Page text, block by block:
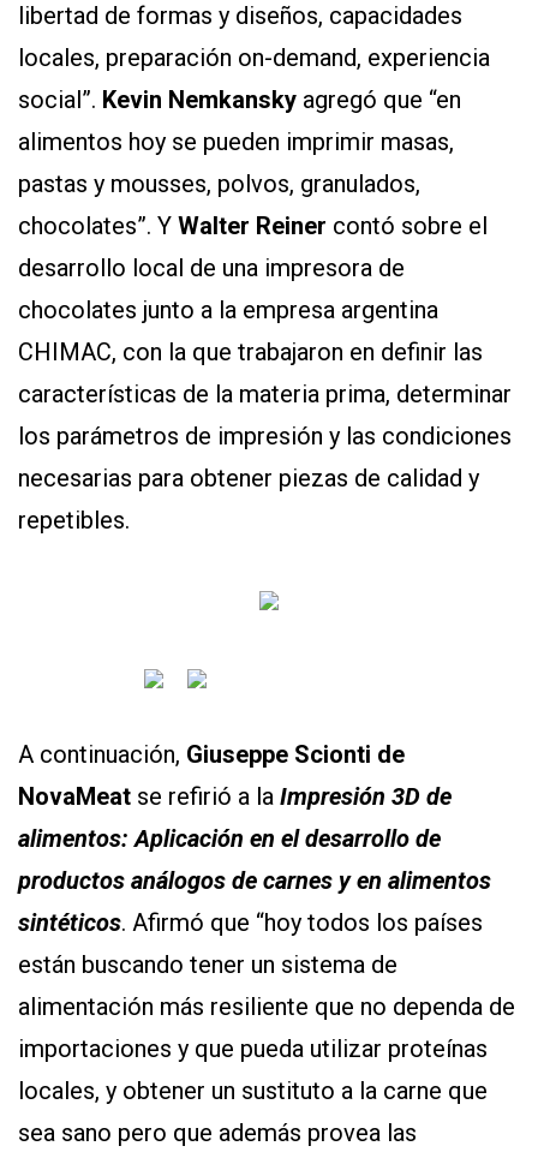
libertad de formas y diseños, capacidades
locales, preparación on-demand, experiencia
social”. Kevin Nemkansky agregó que “en
alimentos hoy se pueden imprimir masas,
pastas y mousses, polvos, granulados,
chocolates”. Y Walter Reiner contó sobre el
desarrollo local de una impresora de
chocolates junto a la empresa argentina
CHIMAC, con la que trabajaron en definir las
características de la materia prima, determinar
los parámetros de impresión y las condiciones
necesarias para obtener piezas de calidad y
repetibles.
A continuación, Giuseppe Scionti de
NovaMeat se refirió a la Impresión 3D de
alimentos: Aplicación en el desarrollo de
productos análogos de carnes y en alimentos
sintéticos. Afirmó que “hoy todos los países
están buscando tener un sistema de
alimentación más resiliente que no dependa de
importaciones y que pueda utilizar proteínas
locales, y obtener un sustituto a la carne que
sea sano pero que además provea las